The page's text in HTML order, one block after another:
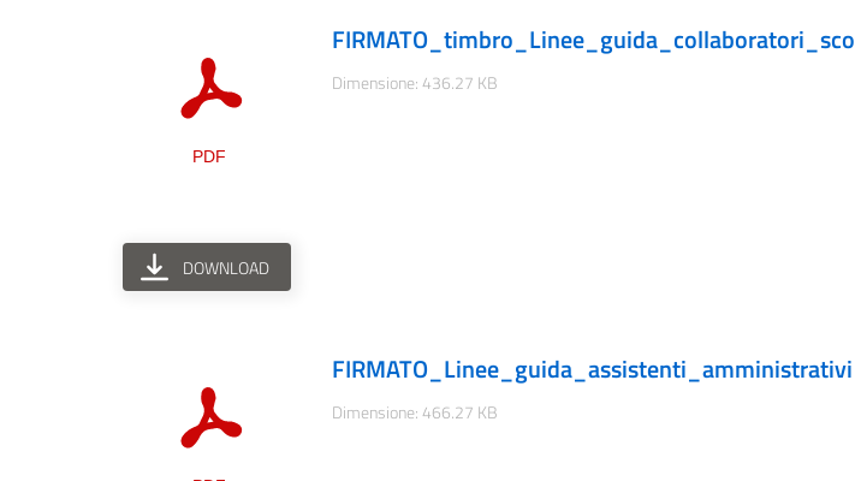
Dimensione: 436.27 KB
DOWNLOAD
Dimensione: 466.27 KB